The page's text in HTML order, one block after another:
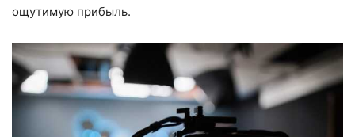
ощутимую прибыль.